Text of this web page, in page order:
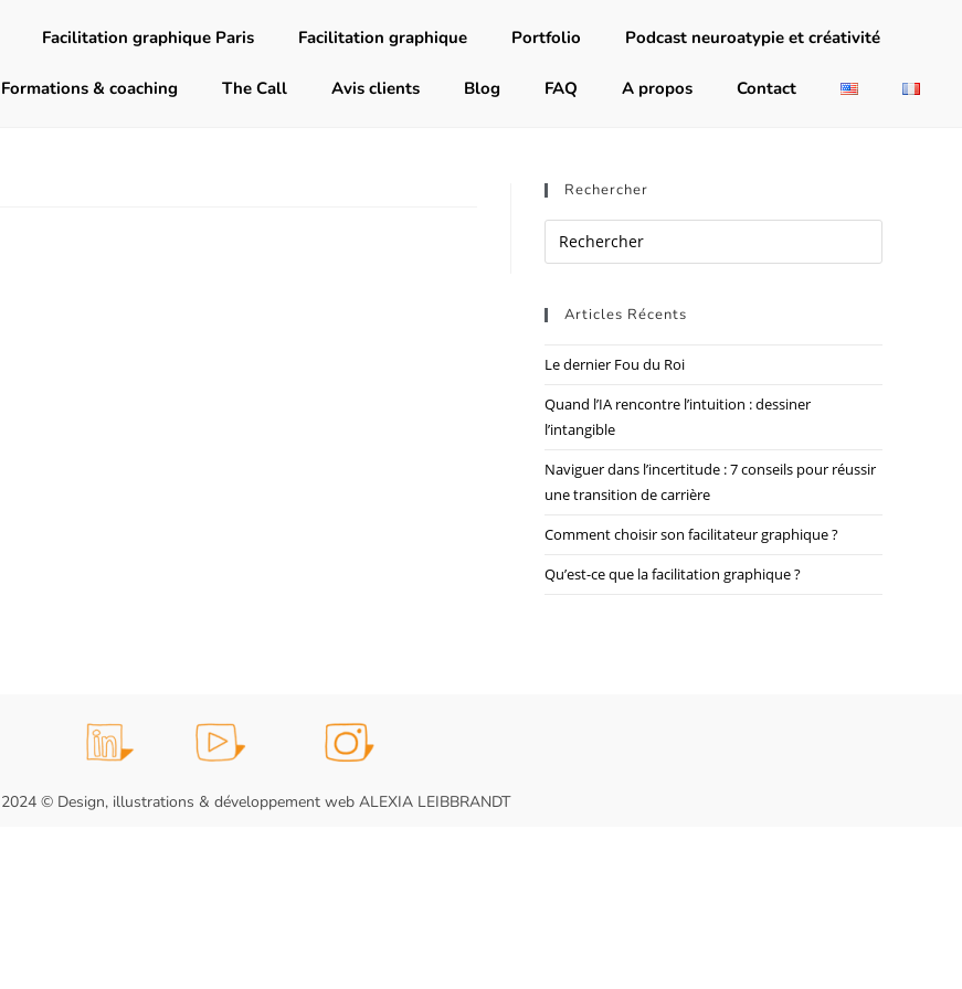
Facilitation graphique Paris Facilitation graphique Portfolio Podcast neuroatypie et créativité
Formations & coaching The Call Avis clients Blog FAQ A propos Contact
Rechercher
Articles Récents
Le dernier Fou du Roi
Quand l’IA rencontre l’intuition : dessiner
l’intangible
Naviguer dans l’incertitude : 7 conseils pour réussir
une transition de carrière
Comment choisir son facilitateur graphique ?
Qu’est-ce que la facilitation graphique ?
© Design, illustrations & développement web ALEXIA LEIBBRANDT